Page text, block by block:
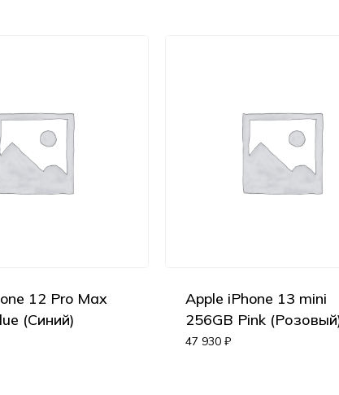
12 Pro Max
(Синий)
Apple iPhone 13 mini
256GB Pink
47 930 ₽